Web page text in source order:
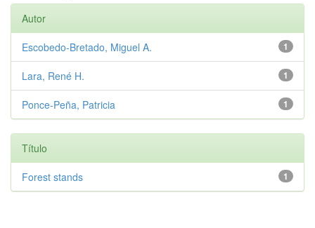
Autor
1
Escobedo-Bretado, Miguel A.
1
Lara, René H.
1
Ponce-Peña, Patricia
Título
1
Forest stands